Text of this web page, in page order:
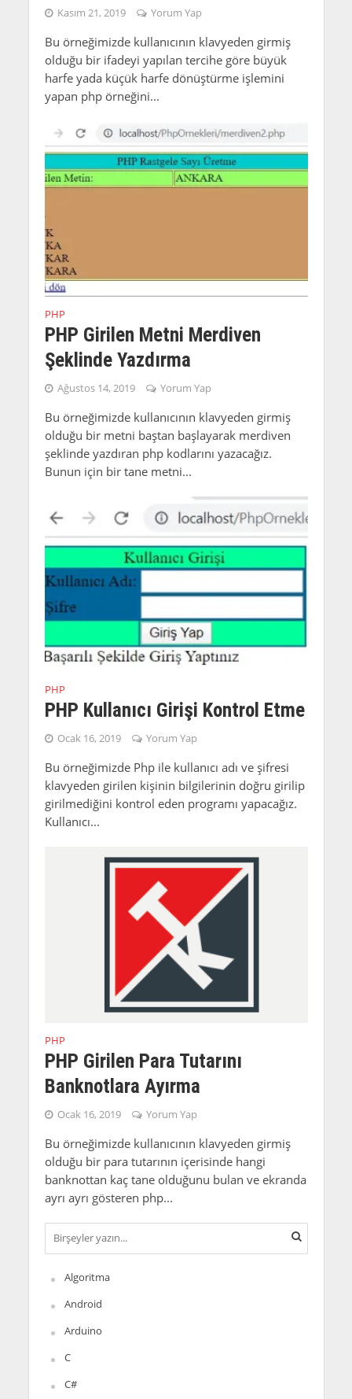
Kasım 21, 2019 Yorum Yap
Bu örneğimizde kullanıcının klavyeden girmiş
olduğu bir ifadeyi yapılan tercihe göre büyük
harfe yada küçük harfe dönüştürme işlemini
yapan php örneğini...
PHP
PHP Girilen Metni Merdiven
Şeklinde Yazdırma
Ağustos 14, 2019 Yorum Yap
Bu örneğimizde kullanıcının klavyeden girmiş
olduğu bir metni baştan başlayarak merdiven
şeklinde yazdıran php kodlarını yazacağız.
Bunun için bir tane metni...
PHP
PHP Kullanıcı Girişi Kontrol Etme
Ocak 16, 2019 Yorum Yap
Bu örneğimizde Php ile kullanıcı adı ve şifresi
klavyeden girilen kişinin bilgilerinin doğru girilip
girilmediğini kontrol eden programı yapacağız.
Kullanıcı...
PHP
PHP Girilen Para Tutarını
Banknotlara Ayırma
Ocak 16, 2019 Yorum Yap
Bu örneğimizde kullanıcının klavyeden girmiş
olduğu bir para tutarının içerisinde hangi
banknottan kaç tane olduğunu bulan ve ekranda
ayrı ayrı gösteren php...
Algoritma
Android
Arduino
C
C#